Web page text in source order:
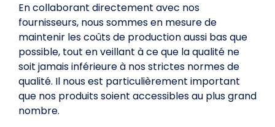
En collaborant directement avec nos
fournisseurs, nous sommes en mesure de
maintenir les coûts de production aussi bas que
possible, tout en veillant à ce que la qualité ne
soit jamais inférieure à nos strictes normes de
qualité. Il nous est particulièrement important
que nos produits soient accessibles au plus grand
nombre.